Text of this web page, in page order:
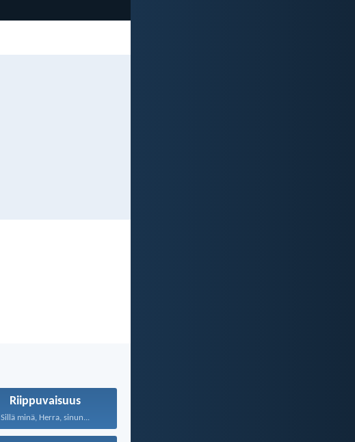
Riippuvaisuus
Sillä minä, Herra, sinun...